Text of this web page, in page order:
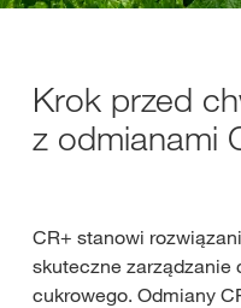
Krok przed
z odmianami
CR+ stanowi
skuteczne zarządzanie
cukrowego. Odmiany